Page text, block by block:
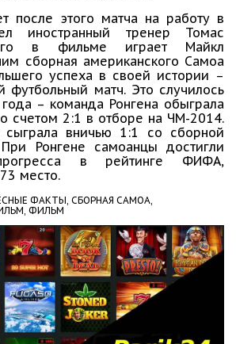
после этого матча на работу в
иностранный тренер Томас
в фильме играет Майкл
сборная американского Самоа
успеха в своей истории –
футбольный матч. Это случилось
– команда Ронгена обыграла
счетом 2:1 в отборе на ЧМ-2014.
вничью 1:1 со сборной
Ронгене самоанцы достигли
в рейтинге ФИФА,
место.
ФАКТЫ, СБОРНАЯ САМОА,
ФИЛЬМ